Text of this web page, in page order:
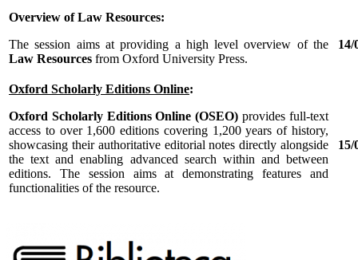
Overview of Law Resources:
The session aims at providing a high level overview of the
Law Resources from Oxford University Press.
14/
Oxford Scholarly Editions Online:
Oxford Scholarly Editions Online (OSEO) provides full-text
access to over 1,600 editions covering 1,200 years of history,
showcasing their authoritative editorial notes directly alongside
the text and enabling advanced search within and between
editions. The session aims at demonstrating features and
functionalities of the resource.
15/